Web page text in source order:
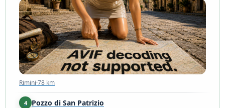
Rimini·78 km
Rimini·78 km
4 Pozzo di San Patrizio